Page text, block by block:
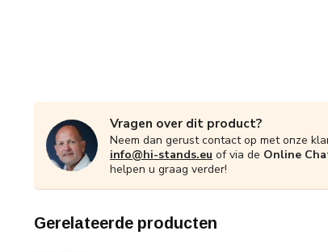
Vragen over dit product?
Neem dan gerust contact op met onze
info@hi-stands.eu of via de Online
helpen u graag verder!
Gerelateerde producten